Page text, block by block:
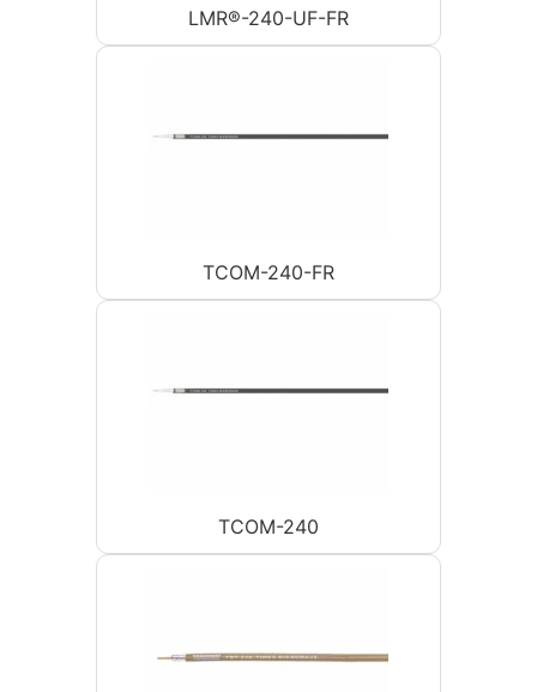
LMR®-240-UF-FR
TCOM-240-FR
TCOM-240